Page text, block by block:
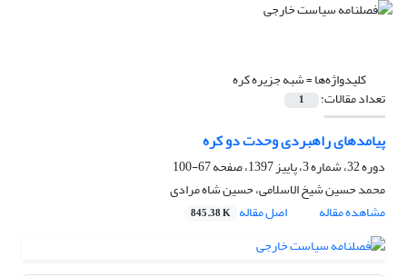
کلیدواژه‌ها =شبه جزیره کره
تعداد مقالات: 1
پیامدهای راهبردی وحدت دو کره
دوره 32، شماره 3، پاییز 1397، صفحه
67-100
محمد حسین شیخ الاسلامی، حسین شاه مرادی
مشاهده مقاله
اصل مقاله 845.38 K